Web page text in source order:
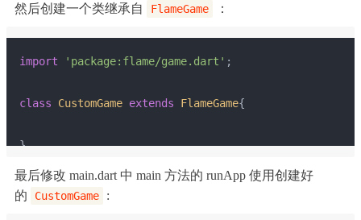
然后创建一个类继承自 FlameGame ：
import 'package:flame/game.dart' ;
class CustomGame extends FlameGame{
}
最后修改 main.dart 中 main 方法的 runApp 使用创建好
的
CustomGame :